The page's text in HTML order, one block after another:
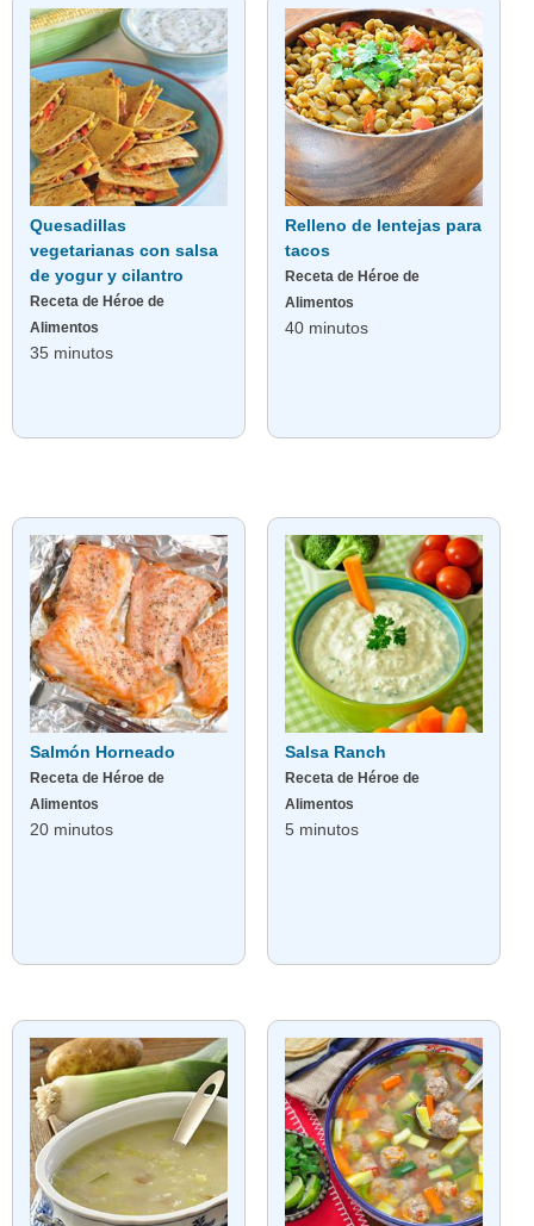
Quesadillas
vegetarianas con salsa
de yogur y cilantro
Receta de Héroe de
Alimentos
35 minutos
Relleno de lentejas para
tacos
Receta de Héroe de
Alimentos
40 minutos
Salmón Horneado
Receta de Héroe de
Alimentos
20 minutos
Salsa Ranch
Receta de Héroe de
Alimentos
5 minutos